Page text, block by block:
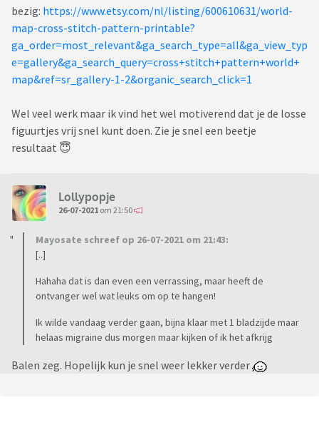
Leuke Facebook groepen
WTFYW Just The Stitch
Snarky & Nerdy Cross Stitching
Snarky & Modern (S&M) Embroidery and Cross Stitch
p.s. ik heb geen aandelen in de genoemde websites
aanvullingen, deel gerust in het topic
bezig: https://www.etsy.com/nl/listing/600610631/world-
map-cross-stitch-pattern-printable?
ga_order=most_relevant&ga_search_type=all&ga_view_typ
e=gallery&ga_search_query=cross+stitch+pattern+world+
map&ref=sr_gallery-1-2&organic_search_click=1
Wel veel werk maar ik vind het wel motiverend dat je de losse
figuurtjes vrij snel kunt doen. Zie je snel een beetje
resultaat 😇
Lollypopje
26-07-2021 om 21:50
Mayosate schreef op 26-07-2021 om 21:43:
[..]
Hahaha dat is dan even een verrassing, maar heeft de
ontvanger wel wat leuks om op te hangen!
Ik wilde vandaag verder gaan, bijna klaar met 1 bladzijde maar
helaas migraine dus morgen maar kijken of ik het afkrijg
Balen zeg. Hopelijk kun je snel weer lekker verder